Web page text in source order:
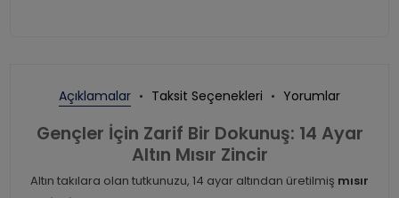
Açıklamalar Taksit Seçenekleri Yorumlar
Gençler İçin Zarif Bir Dokunuş: 14 Ayar
Altın Mısır Zincir
Altın takılara olan tutkunuzu, 14 ayar altından üretilmiş mısır